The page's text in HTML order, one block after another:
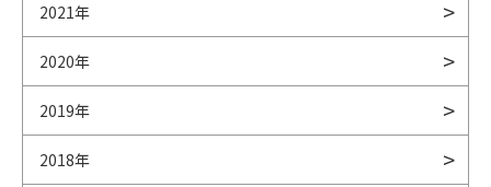
2021年
2020年
2019年
2018年